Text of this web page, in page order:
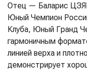
Отец — Баларис
Юный Чемпион
Клуба, Юный Гранд
гармоничным
линией верха и
демонстрирует